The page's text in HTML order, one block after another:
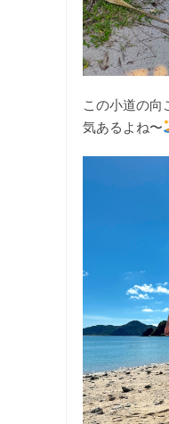
この小道の向
気あるよね〜